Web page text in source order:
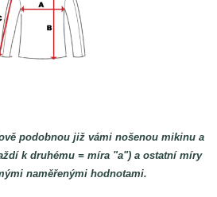
podobnou již vámi nošenou mikinu a
k druhému = míra "a") a ostatní míry
naměřenými hodnotami.